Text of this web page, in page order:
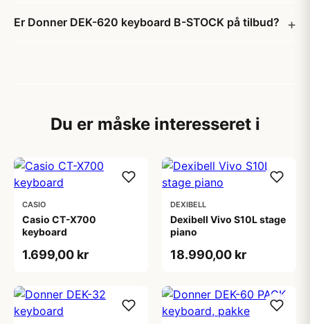
Er Donner DEK-620 keyboard B-STOCK på tilbud?
Du er måske interesseret i
CASIO
Casio CT-X700
keyboard
1.699,00 kr
DEXIBELL
Dexibell Vivo S10L stage
piano
18.990,00 kr